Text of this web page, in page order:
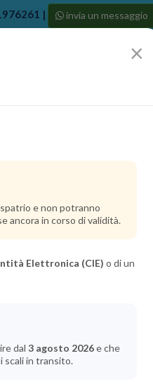
| invia un messaggio
Last Minute
×
e non potranno
ancora in corso di validità.
Elettronica (CIE) o di un
dal 3 agosto 2026e che
scali in transito.